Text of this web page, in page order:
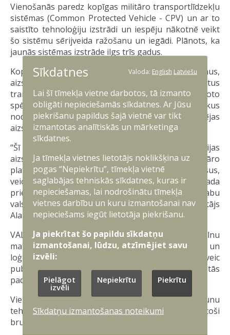
Vienošanās paredz kopīgas militāro transportlīdzekļu
sistēmas (Common Protected Vehicle - CPV) un ar to
saistīto tehnoloģiju izstrādi un iespēju nākotnē veikt
šo sistēmu sērijveida ražošanu un iegādi. Plānots, ka
jaunās sistēmas izstrāde ilgs trīs gadus.
Kopīgā projekta mērķis ir izstrādāt modernus,
aizsargātus un militārajām vajadzībām pielāgotus
transportlīdzekļus, kas atbilstu abu valstu bruņoto
spēku operacionālajām prasībām, vienlaikus
nodrošinot ilgtermiņa sadarbības iespējas
aizsardzības spēju attīstībā un iepirkumos.
“Šī vienošanās ir nozīmīgs solis Latvijas un Somijas
aizsardzības sadarbības stiprināšanā. Kopīga militāro
platformu izstrāde ļauj efektīvāk izmantot resursus,
veicina tehnoloģisko attīstību un rada
priekšnoteikumus savietojamu spēju attīstībai abu
valstu bruņotajos spēkos,” uzsver VALIC vadītājs
Alans Andrulis.
VALIC darbu sāka 2021. gadā un centrs īsteno pilnu
materiāltehnisko līdzekļu dzīves cikla pārvaldību un
loģistiku aizsardzības nozarē, tajā skaitā veic
publiskos iepirkumus Aizsardzības ministrijas un tās
padotībā esošo iestāžu, kā arī NBS vajadzībām.
Viens no VALIC darba virzieniem saistīts arī ar jaunu
tehnoloģiju un inovāciju izpēti un ieviešanu atbilstoši
bruņoto spēku operacionālajām vajadzībām.
Sīkdatnes Valoda: English Latviešu
Lai šī tīmekļa vietne darbotos, tā izmanto
obligāti nepieciešamās sīkdatnes. Ar Jūsu
piekrišanu papildus šajā vietnē var tikt
izmantotas analītiskās un mārketinga
sīkdatnes.
Ja tīmekļa vietnes lietotājs noklikšķina uz
pogas “Nepiekrītu”, tīmekļa vietnē
saglabājas tehniskās sīkdatnes, kuras ir
nepieciešamas, lai nodrošinātu tīmekļa
vietnes darbību un kuru izmantošanai nav
nepieciešams iegūt lietotāja piekrišanu.
Ja piekrītat šo papildu sīkdatņu
izmantošanai, lūdzu, atzīmējiet savu
izvēli:
Pielāgot
izvēli
Nepiekrītu Piekrītu
Sīkdatņu izmantošanas noteikumi